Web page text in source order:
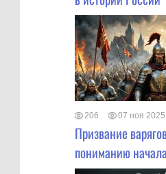
206 07 ноя 2025
Призвание
пониманию